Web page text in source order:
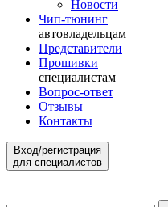
Новости
Чип-тюнинг
автовладельцам
Представители
Прошивки
специалистам
Вопрос-ответ
Отзывы
Контакты
Вход/регистрация
для специалистов